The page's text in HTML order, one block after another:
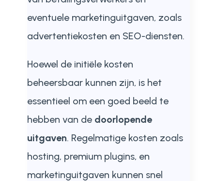
eventuele marketinguitgaven, zoals
advertentiekosten en SEO-diensten.
Hoewel de initiële kosten
beheersbaar kunnen zijn, is het
essentieel om een goed beeld te
hebben van de doorlopende
uitgaven. Regelmatige kosten zoals
hosting, premium plugins, en
marketinguitgaven kunnen snel